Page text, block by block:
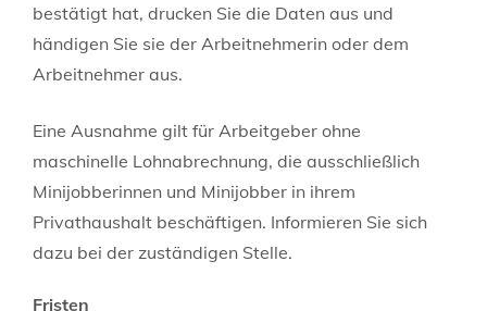
bestätigt hat, drucken Sie die Daten aus und
händigen Sie sie der Arbeitnehmerin oder dem
Arbeitnehmer aus.
Eine Ausnahme gilt für Arbeitgeber ohne
maschinelle Lohnabrechnung, die ausschließlich
Minijobberinnen und Minijobber in ihrem
Privathaushalt beschäftigen. Informieren Sie sich
dazu bei der zuständigen Stelle.
Fristen